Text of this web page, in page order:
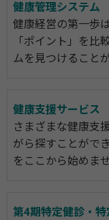
健康管理システム
健康経営の第一歩
「ポイント」を比
ムを見つけること
健康支援サービス
さまざまな健康支
がら探すことがで
をここから始めま
第4期特定健診・